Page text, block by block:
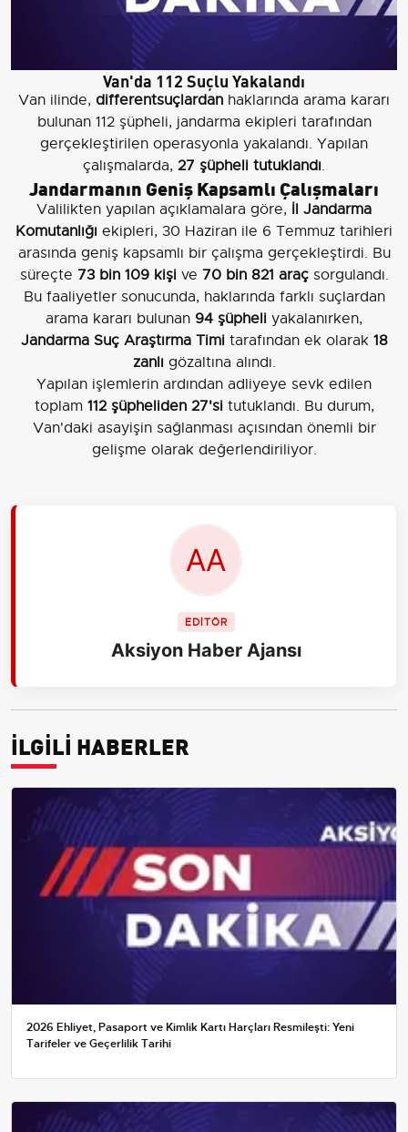
Van'da 112 Suçlu Yakalandı
Van ilinde, differentsuçlardan haklarında arama kararı
bulunan 112 şüpheli, jandarma ekipleri tarafından
gerçekleştirilen operasyonla yakalandı. Yapılan
çalışmalarda, 27 şüpheli tutuklandı.
Jandarmanın Geniş Kapsamlı Çalışmaları
Valilikten yapılan açıklamalara göre, İl Jandarma
Komutanlığı ekipleri, 30 Haziran ile 6 Temmuz tarihleri
arasında geniş kapsamlı bir çalışma gerçekleştirdi. Bu
süreçte 73 bin 109 kişive 70 bin 821 araçsorgulandı.
Bu faaliyetler sonucunda, haklarında farklı suçlardan
arama kararı bulunan 94 şüpheli yakalanırken,
Jandarma Suç Araştırma Timitarafından ek olarak 18
zanlı gözaltına alındı.
Yapılan işlemlerin ardından adliyeye sevk edilen
toplam 112 şüpheliden 27'situtuklandı. Bu durum,
Van'daki asayişin sağlanması açısından önemli bir
gelişme olarak değerlendiriliyor.
EDİTÖR
Aksiyon Haber Ajansı
İLGİLİ HABERLER
2026 Ehliyet, Pasaport ve Kimlik Kartı Harçları Resmileşti: Yeni
Tarifeler ve Geçerlilik Tarihi